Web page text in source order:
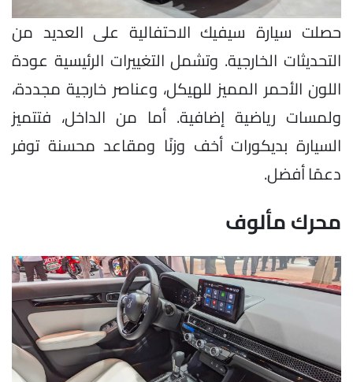
حصلت سيارة سيفيك الاحتفالية على العديد من
التحديثات الخارجية. وتشمل التغييرات الرئيسية عودة
اللون الأحمر المميز للهيكل، وعناصر خارجية مجددة،
ولمسات رياضية إضافية. أما من الداخل، فتتميز
السيارة بديكورات أخف وزنًا ومقاعد محسنة توفر
دعمًا أفضل.
محرك مألوف